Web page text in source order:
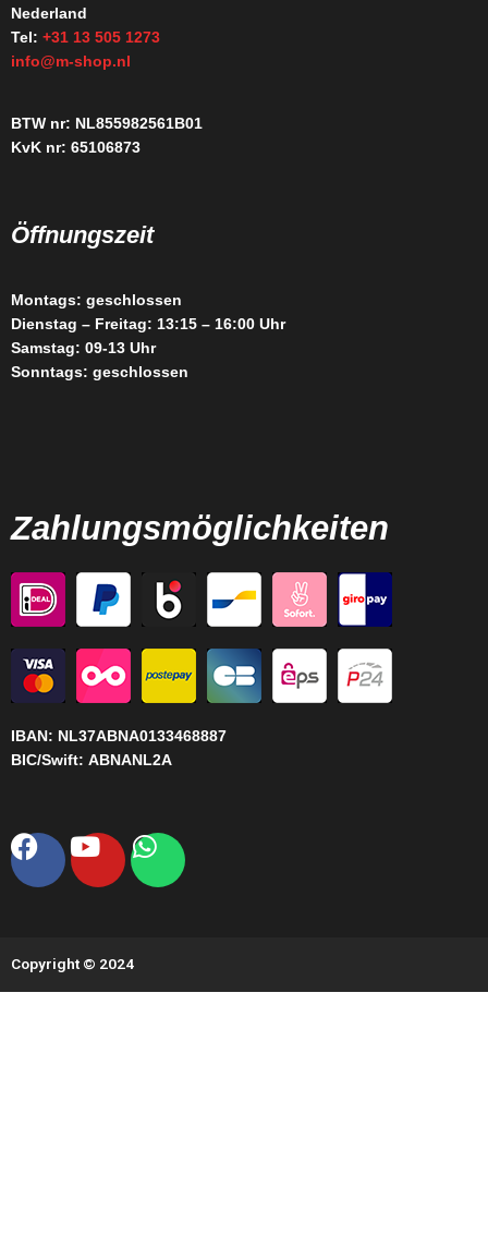
Nederland
Tel: +31 13 505 1273
info@m-shop.nl
BTW nr: NL855982561B01
KvK nr: 65106873
Öffnungszeit
Montags: geschlossen
Dienstag – Freitag: 13:15 – 16:00 Uhr
Samstag: 09-13 Uhr
Sonntags: geschlossen
Zahlungsmöglichkeiten
IBAN: NL37ABNA0133468887
BIC/Swift: ABNANL2A
Facebook
YoutubeWhatsapp
Copyright © 2024